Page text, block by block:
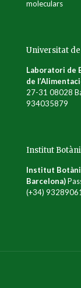
moleculars
Universitat
Laboratori de
de
27-31 08028
934035879
Institut
Institut
Barcelona)
(+34)